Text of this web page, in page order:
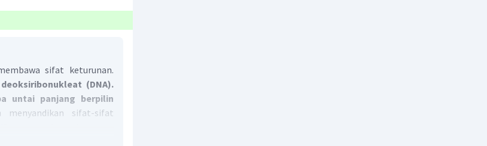
sifat keturunan.
(DNA).
untai panjang berpilin
menyandikan sifat-sifat